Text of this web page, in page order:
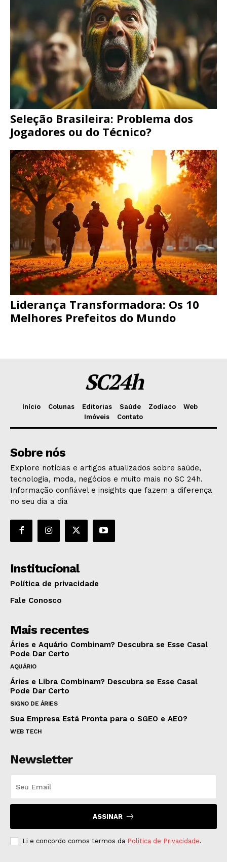
Seleção Brasileira: Problema dos
Jogadores ou do Técnico?
Liderança Transformadora: Os 10
Melhores Prefeitos do Mundo
SC24h
Início Colunas Editorias Saúde Zodíaco
Web
Imóveis
Contato
Sobre nós
Explore notícias e artigos atualizados sobre saúde,
tecnologia, moda, negócios e muito mais no SC 24h.
Informação confiável e insights que fazem a diferença
no seu dia a dia
Institucional
Política de privacidade
Fale Conosco
Mais recentes
Áries e Aquário Combinam? Descubra se Esse Casal
Pode Dar Certo
AQUÁRIO
Áries e Libra Combinam? Descubra se Esse Casal
Pode Dar Certo
SIGNO DE ÁRIES
Sua Empresa Está Pronta para o SGEO e AEO?
WEB TECH
Newsletter
ASSINAR
Li e concordo comos termos da Política de Privacidade.